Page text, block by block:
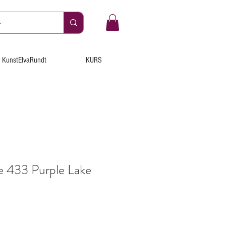
KunstElvaRundt KURS
433 Purple Lake